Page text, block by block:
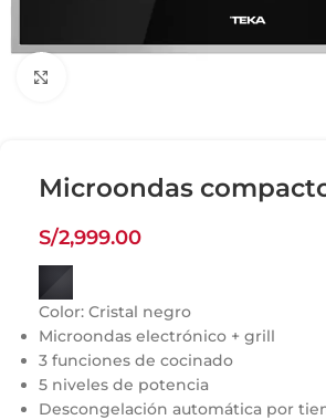
Microondas
S/2,999.00
Color: Cristal negro
Microondas electrónico + grill
3 funciones de cocinado
5 niveles de potencia
Descongelación automática por